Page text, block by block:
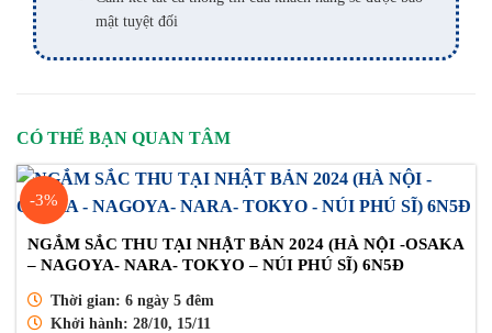
mật tuyệt đối
CÓ THỂ BẠN QUAN TÂM
-3%
NGẮM SẮC THU TẠI NHẬT BẢN 2024 (HÀ NỘI -OSAKA
– NAGOYA- NARA- TOKYO – NÚI PHÚ SĨ) 6N5Đ
Thời gian: 6 ngày 5 đêm
Khởi hành: 28/10, 15/11